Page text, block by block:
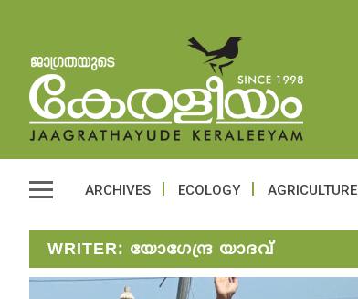
ARCHIVES ECOLOGY AGRICULTURE
WRITER: യോ​ഗേന്ദ്ര യാദവ്